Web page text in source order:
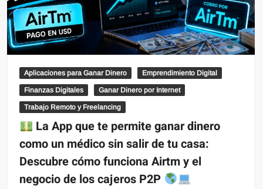
Aplicaciones para Ganar Dinero Emprendimiento Digital
Finanzas Digitales Ganar Dinero por Internet
Trabajo Remoto y Freelancing
La App que te permite ganar dinero
como un médico sin salir de tu casa:
Descubre cómo funciona Airtm y el
negocio de los cajeros P2P